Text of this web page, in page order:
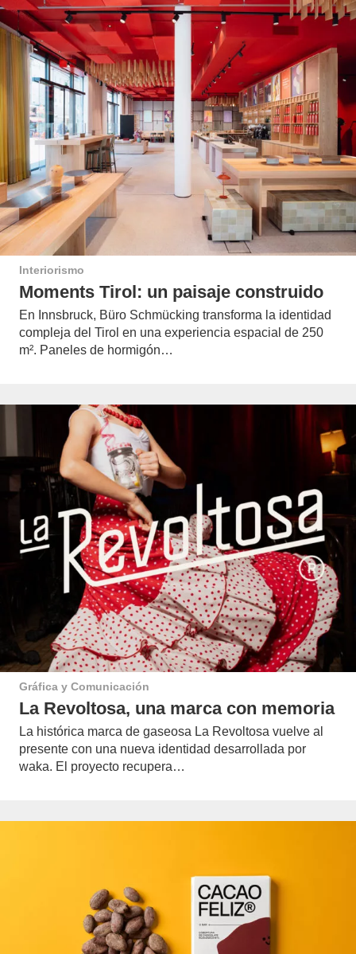
Interiorismo
Moments Tirol: un paisaje construido
En Innsbruck, Büro Schmücking transforma la identidad
compleja del Tirol en una experiencia espacial de 250
m². Paneles de hormigón…
Gráfica y Comunicación
La Revoltosa, una marca con memoria
La histórica marca de gaseosa La Revoltosa vuelve al
presente con una nueva identidad desarrollada por
waka. El proyecto recupera…